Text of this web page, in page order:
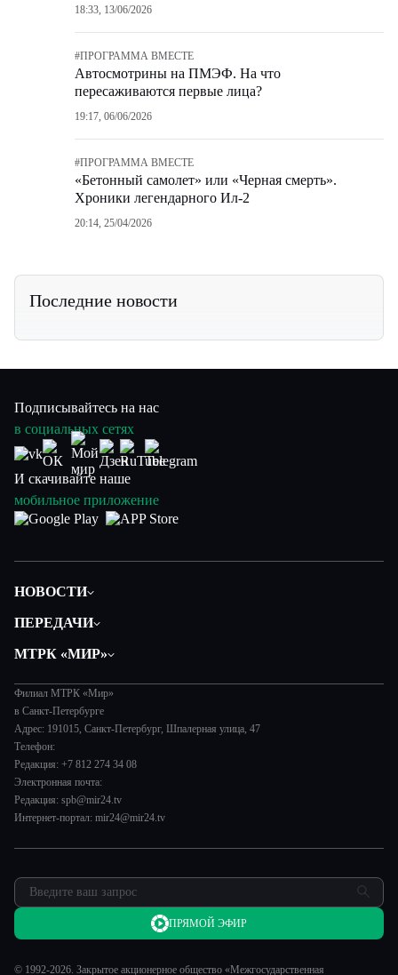
18:33, 13/06/2026
#ПРОГРАММА ВМЕСТЕ
Автосмотрины на ПМЭФ. На что
пересаживаются первые лица?
19:17, 06/06/2026
#ПРОГРАММА ВМЕСТЕ
«Бетонный самолет» или «Черная смерть».
Хроники легендарного Ил-2
20:14, 25/04/2026
Последние новости
Подписывайтесь на нас
в социальных сетях
И скачивайте наше
мобильное приложение
НОВОСТИ
Происшествия
Экономика
Культура
ПЕРЕДАЧИ
Игра в кино
Исторический детектив
Миллион за 5 минут
МИР. Мнение
Мировое соглашение
Пять причин поехать в...
МТРК «МИР»
История
Руководство
Новости компании
Пресса о нас
Карьера
Реклама
Обратная связь
Филиал МТРК «Мир»
в Санкт-Петербурге
Адрес: 191015, Санкт-Петербург, Шпалерная улица, 47
Телефон:
Редакция: +7 812 274 34 08
Электронная почта:
Редакция: spb@mir24.tv
Интернет-портал: mir24@mir24.tv
© 1992-2026. Закрытое акционерное общество «Межгосударственная
ПРЯМОЙ ЭФИР